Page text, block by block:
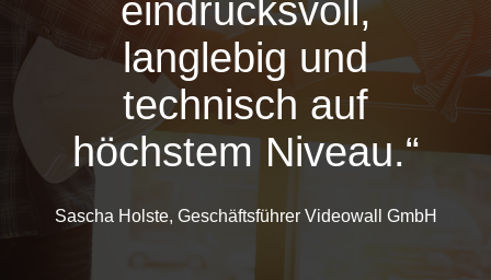
eindrucksvoll,
langlebig und
technisch auf
höchstem Niveau.“
Sascha Holste, Geschäftsführer Videowall GmbH